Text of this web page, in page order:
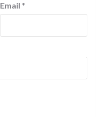
Email *